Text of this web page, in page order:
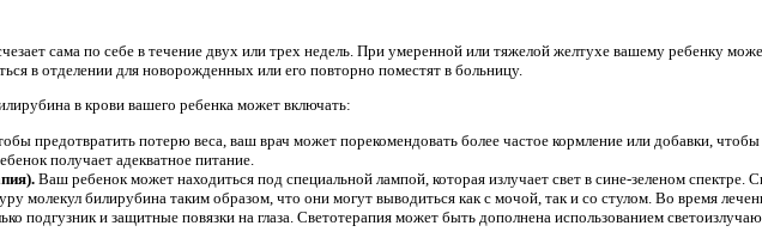
сама по себе в течение двух или трех недель. При умеренной или тяжелой желтухе вашему ребенку
в отделении для новорожденных или его повторно поместят в больницу.
в крови вашего ребенка может включать:
предотвратить потерю веса, ваш врач может порекомендовать более частое кормление или добавки, чтобы
получает адекватное питание.
Ваш ребенок может находиться под специальной лампой, которая излучает свет в сине-зеленом спектре.
молекул билирубина таким образом, что они могут выводиться как с мочой, так и со стулом. Во время
подгузник и защитные повязки на глаза. Светотерапия может быть дополнена использованием